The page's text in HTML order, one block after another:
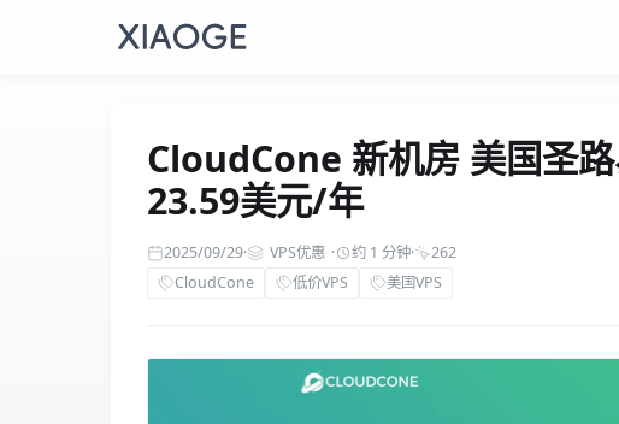
CloudCone 新机房 美国圣
23.59美元/年
2025/09/29· VPS优惠 · 约 1 分钟·
262
CloudCone
低价VPS 美国VPS